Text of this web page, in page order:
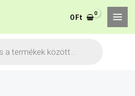
0Ft
Megértettem